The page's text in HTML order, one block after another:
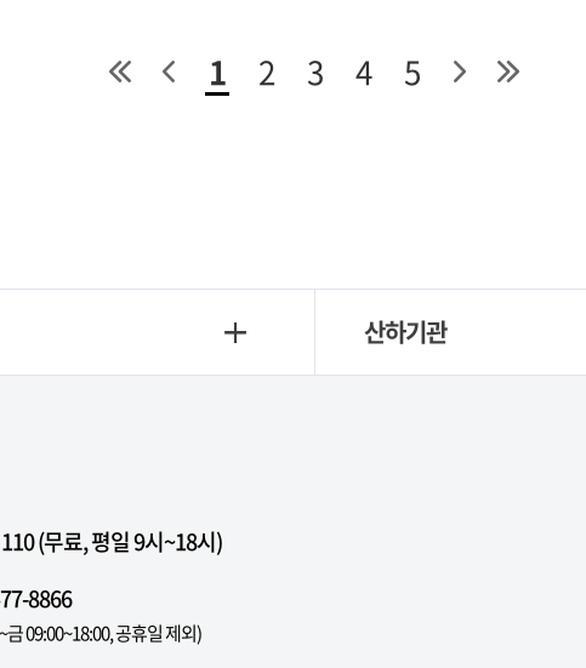
1 2 3 4 5
산하기관
(무료, 평일 9시~18시)
8866
금 09:00~18:00, 공휴일 제외)